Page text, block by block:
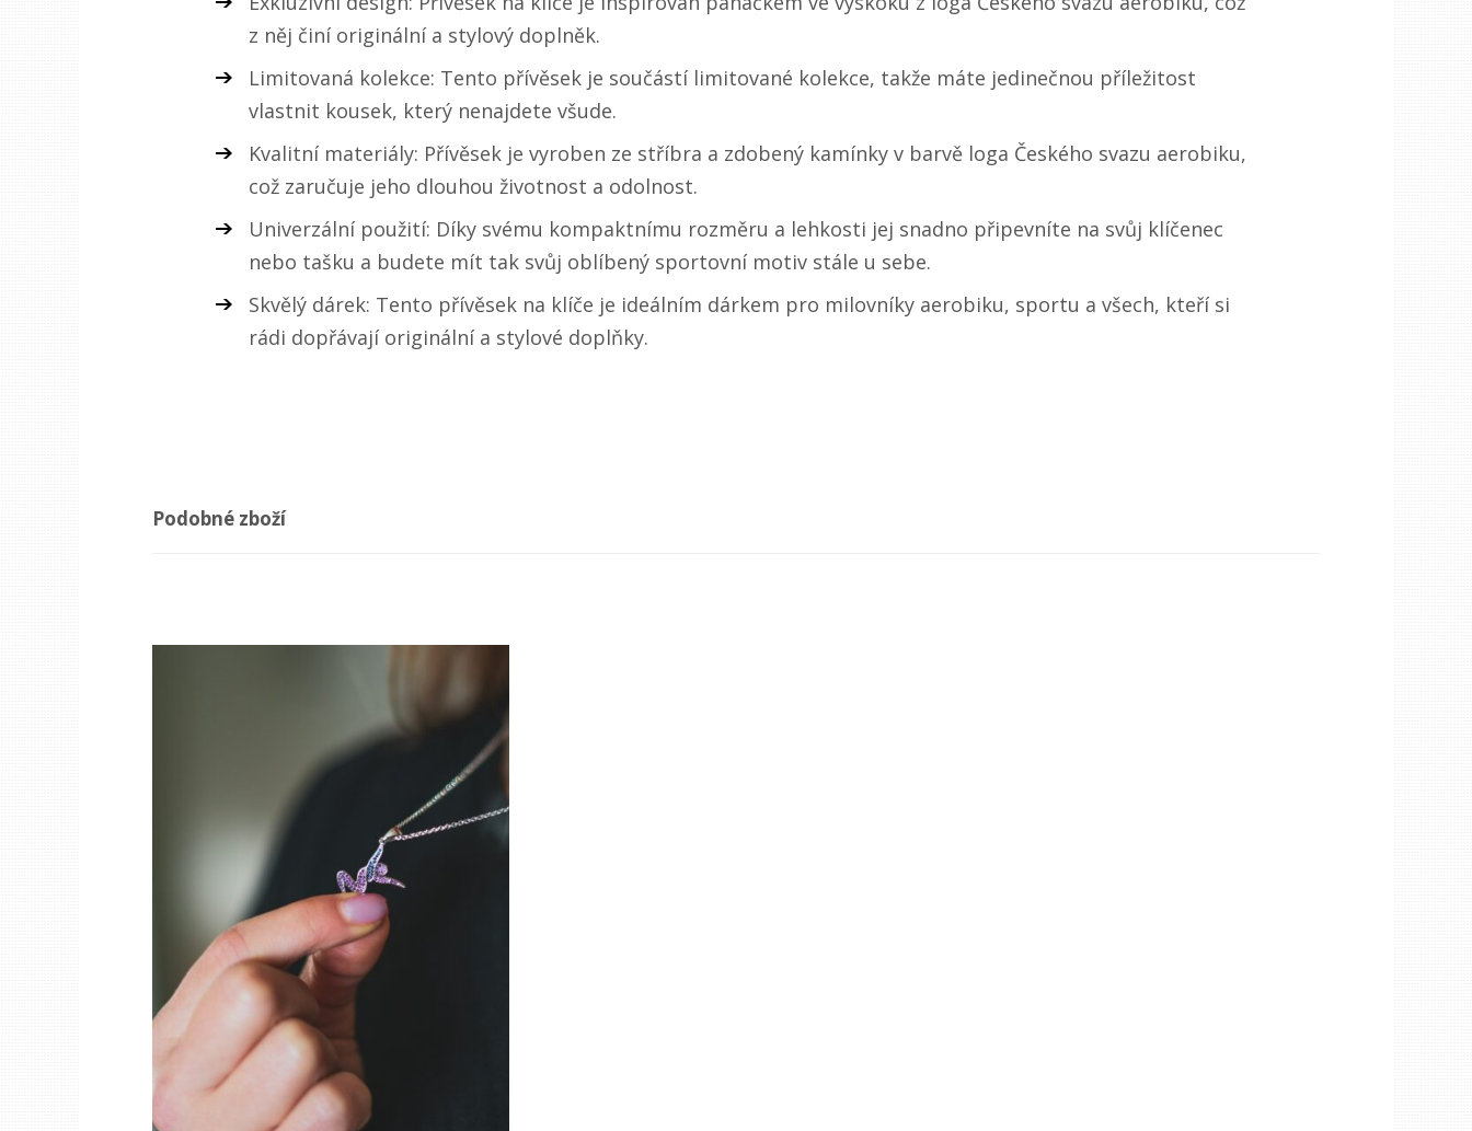
z něj činí originální a stylový doplněk.
Limitovaná kolekce: Tento přívěsek je součástí limitované kolekce, takže máte jedinečnou příležitost
vlastnit kousek, který nenajdete všude.
Kvalitní materiály: Přívěsek je vyroben ze stříbra a zdobený kamínky v barvě loga Českého svazu aerobiku,
což zaručuje jeho dlouhou životnost a odolnost.
Univerzální použití: Díky svému kompaktnímu rozměru a lehkosti jej snadno připevníte na svůj klíčenec
nebo tašku a budete mít tak svůj oblíbený sportovní motiv stále u sebe.
Skvělý dárek: Tento přívěsek na klíče je ideálním dárkem pro milovníky aerobiku, sportu a všech, kteří si
rádi dopřávají originální a stylové doplňky.
Podobné zboží